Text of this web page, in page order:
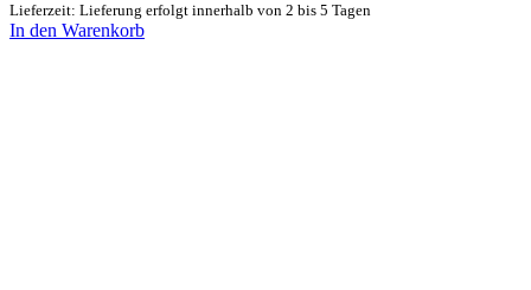
Lieferzeit: Lieferung erfolgt innerhalb von 2 bis 5 Tagen
In den Warenkorb